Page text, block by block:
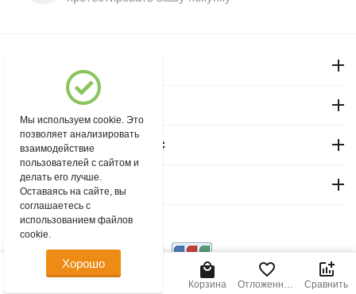
Магазин "Северный"
Покупательский сервис
Контакты
© 2004 - 2026 msever.ru.
35.00 Р В корзину
Корзина
Отложенные
Сравнить
Мы используем cookie. Это
позволяет анализировать
взаимодействие
пользователей с сайтом и
делать его лучше.
Оставаясь на сайте, вы
соглашаетесь с
использованием файлов
cookie.
Хорошо